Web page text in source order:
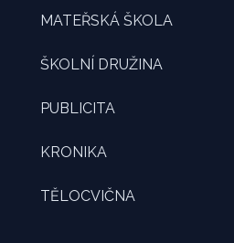
MATEŘSKÁ ŠKOLA
ŠKOLNÍ DRUŽINA
PUBLICITA
KRONIKA
TĚLOCVIČNA